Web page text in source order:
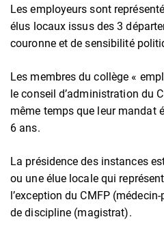
Les employeurs sont
élus locaux issus des 3
couronne et de sensibilité
Les membres du collège «
le conseil d’administration du
même temps que leur mandat
6 ans.
La présidence des instances
ou une élue locale qui
l’exception du CMFP
de discipline (magistrat).